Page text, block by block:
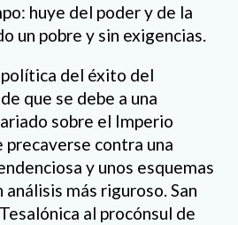
huye del poder y de la
un pobre y sin exigencias.
del éxito del
que se debe a una
sobre el Imperio
contra una
y unos esquemas
más riguroso. San
al procónsul de